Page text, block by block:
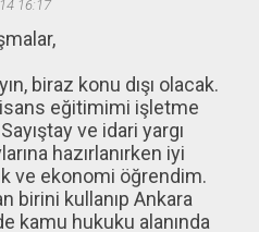
16:17
biraz konu dışı olacak.
eğitimimi işletme
ve idari yargı
hazırlanırken iyi
ve ekonomi öğrendim.
birini kullanıp Ankara
kamu hukuku alanında